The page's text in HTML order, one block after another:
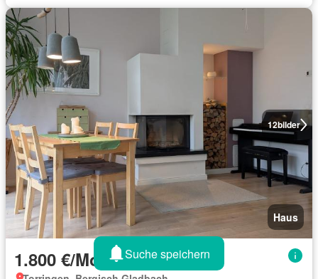
12bilder
Haus
1.800 €/MonatSuche speichern